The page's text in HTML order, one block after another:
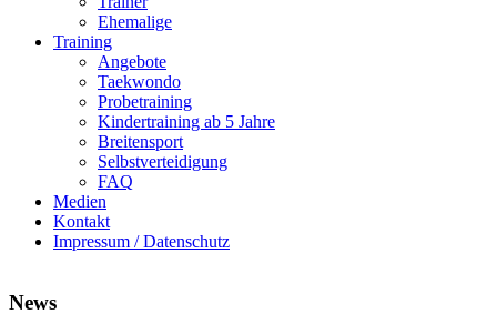
Ehemalige
Training
Angebote
Taekwondo
Probetraining
Kindertraining ab 5 Jahre
Breitensport
Selbstverteidigung
FAQ
Medien
Kontakt
Impressum / Datenschutz
News